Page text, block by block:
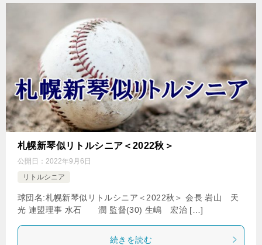
札幌新琴似リトルシニア＜2022秋＞
公開日： 2022年9月6日
リトルシニア
球団名:札幌新琴似リトルシニア＜2022秋＞ 会長 岩山 天
光 連盟理事 水石 潤 監督(30) 生嶋 宏治 […]
続きを読む